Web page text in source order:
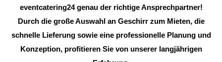
eventcatering24 genau der richtige Ansprechpartner!
Durch die große Auswahl an Geschirr zum Mieten, die
schnelle Lieferung sowie eine professionelle Planung und
Konzeption, profitieren Sie von unserer langjährigen